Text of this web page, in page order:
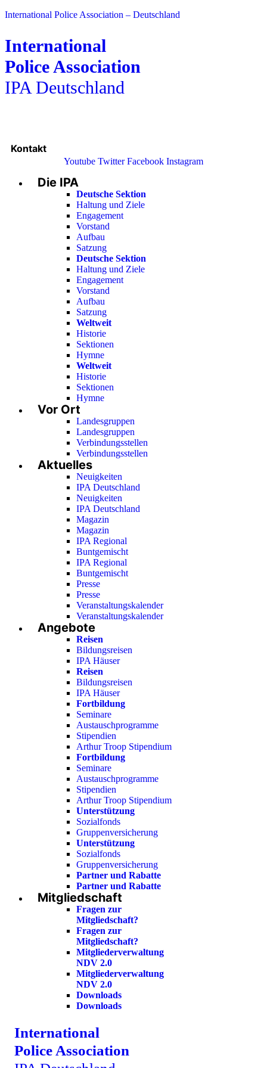
International Police Association – Deutschland
International
Police Association
IPA Deutschland
Kontakt
Youtube Twitter Facebook Instagram
Menu
Die IPA
Deutsche Sektion
Haltung und Ziele
Engagement
Vorstand
Aufbau
Satzung
Deutsche Sektion
Haltung und Ziele
Engagement
Vorstand
Aufbau
Satzung
Weltweit
Historie
Sektionen
Hymne
Weltweit
Historie
Sektionen
Hymne
Vor Ort
Landesgruppen
Landesgruppen
Verbindungsstellen
Verbindungsstellen
Aktuelles
Neuigkeiten
IPA Deutschland
Neuigkeiten
IPA Deutschland
Magazin
Magazin
IPA Regional
Buntgemischt
IPA Regional
Buntgemischt
Presse
Presse
Veranstaltungskalender
Veranstaltungskalender
Angebote
Reisen
Bildungsreisen
IPA Häuser
Reisen
Bildungsreisen
IPA Häuser
Fortbildung
Seminare
Austauschprogramme
Stipendien
Arthur Troop Stipendium
Fortbildung
Seminare
Austauschprogramme
Stipendien
Arthur Troop Stipendium
Unterstützung
Sozialfonds
Gruppenversicherung
Unterstützung
Sozialfonds
Gruppenversicherung
Partner und Rabatte
Partner und Rabatte
Mitgliedschaft
Fragen zur
Mitgliedschaft?
Fragen zur
Mitgliedschaft?
Mitgliederverwaltung
NDV 2.0
Mitgliederverwaltung
NDV 2.0
Downloads
Downloads
International
Police Association